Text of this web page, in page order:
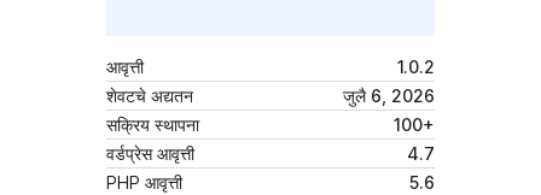
आवृत्ती
1.0.2
शेवटचे अद्यतन
जुलै 6, 2026
सक्रिय स्थापना
100+
वर्डप्रेस आवृत्ती
4.7
PHP आवृत्ती
5.6